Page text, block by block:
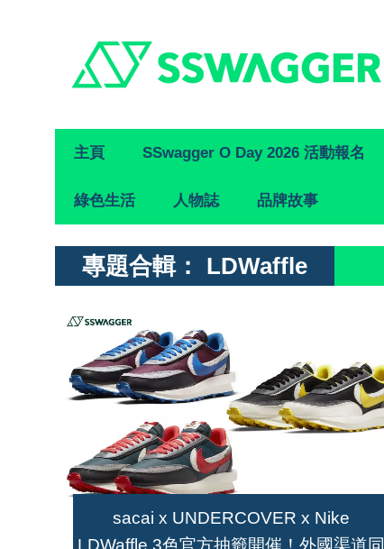
Primary
Navigation
主頁 SSwagger O Day 2026 活動報名
綠色生活 人物誌 品牌故事
專題合輯： LDWaffle
sacai x UNDERCOVER x Nike
LDWaffle 3色官方抽籤開催！外國渠道同